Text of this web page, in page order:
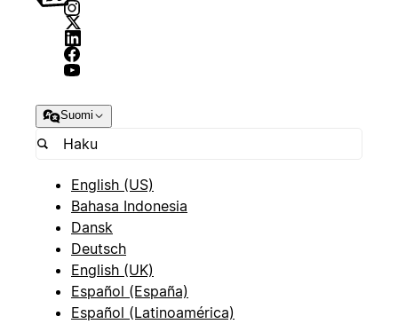
Suomi
English (US)
Bahasa Indonesia
Dansk
Deutsch
English (UK)
Español (España)
Español (Latinoamérica)